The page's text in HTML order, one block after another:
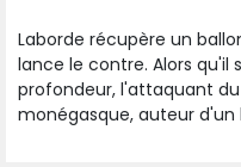
Laborde récupère un
lance le contre. Alors qu'il
profondeur, l'attaquant
monégasque, auteur d'un